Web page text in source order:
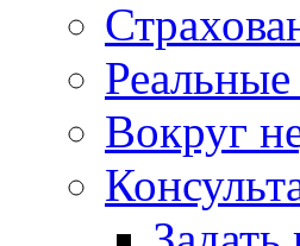
Вокруг